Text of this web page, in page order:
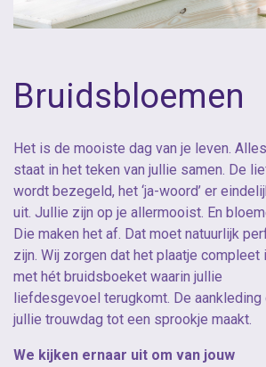
Bruidsbloemen
Het is de mooiste dag van je leven. Alles
staat in het teken van jullie samen. De
wordt bezegeld, het ‘ja-woord’ er
uit. Jullie zijn op je allermooist. En
Die maken het af. Dat moet natuurlijk
zijn. Wij zorgen dat het plaatje compleet
met hét bruidsboeket waarin jullie
liefdesgevoel terugkomt. De aankleding
jullie trouwdag tot een sprookje maakt.
We kijken ernaar uit om van jouw